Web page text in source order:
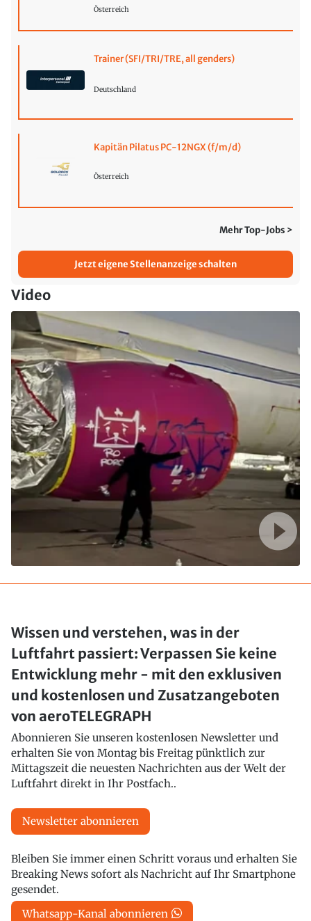
Österreich
Trainer (SFI/TRI/TRE, all genders)
Deutschland
Kapitän Pilatus PC-12NGX (f/m/d)
Österreich
Mehr Top-Jobs >
Jetzt eigene Stellenanzeige schalten
Video
Wissen und verstehen, was in der
Luftfahrt passiert: Verpassen Sie keine
Entwicklung mehr - mit den exklusiven
und kostenlosen und Zusatzangeboten
von aeroTELEGRAPH
Abonnieren Sie unseren kostenlosen Newsletter und
erhalten Sie von Montag bis Freitag pünktlich zur
Mittagszeit die neuesten Nachrichten aus der Welt der
Luftfahrt direkt in Ihr Postfach..
Newsletter abonnieren
Bleiben Sie immer einen Schritt voraus und erhalten Sie
Breaking News sofort als Nachricht auf Ihr Smartphone
gesendet.
Whatsapp-Kanal abonnieren